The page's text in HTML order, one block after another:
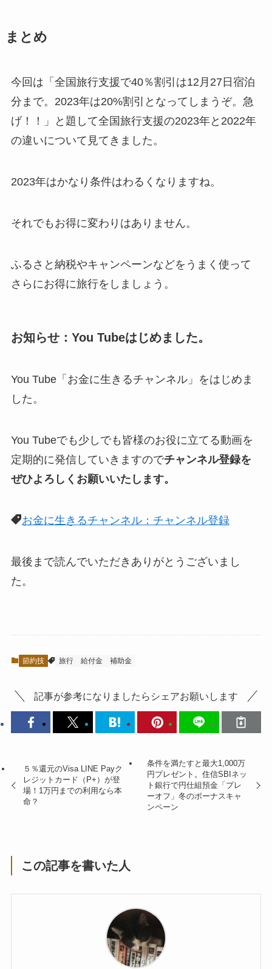
まとめ
今回は「全国旅行支援で40％割引は12月27日宿泊
分まで。2023年は20%割引となってしまうぞ。急
げ！！」と題して全国旅行支援の2023年と2022年
の違いについて見てきました。
2023年はかなり条件はわるくなりますね。
それでもお得に変わりはありません。
ふるさと納税やキャンペーンなどをうまく使って
さらにお得に旅行をしましょう。
お知らせ：You Tubeはじめました。
You Tube「お金に生きるチャンネル」をはじめま
した。
You Tubeでも少しでも皆様のお役に立てる動画を
定期的に発信していきますのでチャンネル登録を
ぜひよろしくお願いいたします。
お金に生きるチャンネル：チャンネル登録
最後まで読んでいただきありがとうございまし
た。
節約技 旅行 給付金 補助金
記事が参考になりましたらシェアお願いします
５％還元のVisa LINE Payク
レジットカード（P+）が登
場！1万円までの利用なら本
命？
条件を満たすと最大1,000万
円プレゼント。住信SBIネッ
ト銀行で円仕組預金「プレ
ーオフ」冬のボーナスキャ
ンペーン
この記事を書いた人